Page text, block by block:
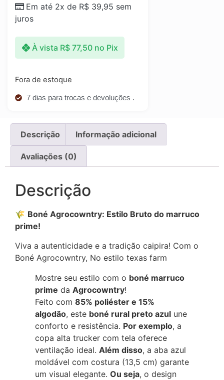
Em até 2x de R$ 39,95 sem
juros
À vista R$77,50 no Pix
Fora de estoque
7 dias para trocas e devoluções .
Descrição Informação adicional
Avaliações (0)
Descrição
🌾 Boné Agrocowntry: Estilo Bruto do marruco
prime!
Viva a autenticidade e a tradição caipira! Com o
Boné Agrocowntry, No estilo texas farm
Mostre seu estilo com o boné marruco
prime da Agrocowntry!
Feito com 85% poliéster e 15%
algodão, este boné rural preto azul une
conforto e resistência. Por exemplo, a
copa alta trucker com tela oferece
ventilação ideal. Além disso, a aba azul
moldável com costura (13,5 cm) garante
um visual elegante. Ou seja, o design